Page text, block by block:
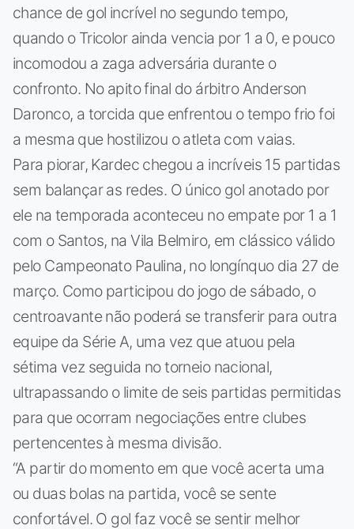
chance de gol incrível no segundo tempo,
quando o Tricolor ainda vencia por 1 a 0, e pouco
incomodou a zaga adversária durante o
confronto. No apito final do árbitro Anderson
Daronco, a torcida que enfrentou o tempo frio foi
a mesma que hostilizou o atleta com vaias.
Para piorar, Kardec chegou a incríveis 15 partidas
sem balançar as redes. O único gol anotado por
ele na temporada aconteceu no empate por 1 a 1
com o Santos, na Vila Belmiro, em clássico válido
pelo Campeonato Paulina, no longínquo dia 27 de
março. Como participou do jogo de sábado, o
centroavante não poderá se transferir para outra
equipe da Série A, uma vez que atuou pela
sétima vez seguida no torneio nacional,
ultrapassando o limite de seis partidas permitidas
para que ocorram negociações entre clubes
pertencentes à mesma divisão.
“A partir do momento em que você acerta uma
ou duas bolas na partida, você se sente
confortável. O gol faz você se sentir melhor